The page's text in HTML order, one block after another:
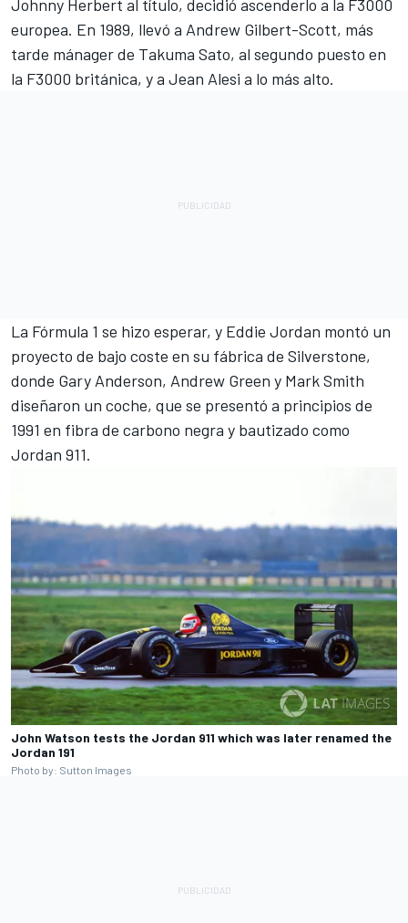
Johnny Herbert al título, decidió ascenderlo a la F3000
europea. En 1989, llevó a Andrew Gilbert-Scott, más
tarde mánager de Takuma Sato, al segundo puesto en
la F3000 británica, y a Jean Alesi a lo más alto.
La Fórmula 1 se hizo esperar, y Eddie Jordan montó un
proyecto de bajo coste en su fábrica de Silverstone,
donde Gary Anderson, Andrew Green y Mark Smith
diseñaron un coche, que se presentó a principios de
1991 en fibra de carbono negra y bautizado como
Jordan 911.
John Watson tests the Jordan 911 which was later renamed the
Jordan 191
Photo by: Sutton Images